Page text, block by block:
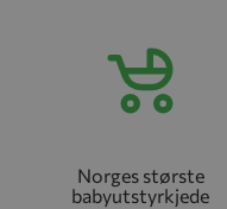
Norges største
babyutstyrkjede